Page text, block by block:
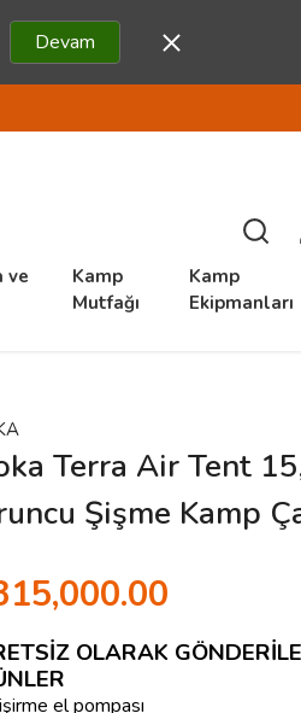
Devam
ve
Kamp
Mutfağı
Kamp
Ekipmanları
Terra Air Tent
Şişme Kamp
OLARAK
el pompası